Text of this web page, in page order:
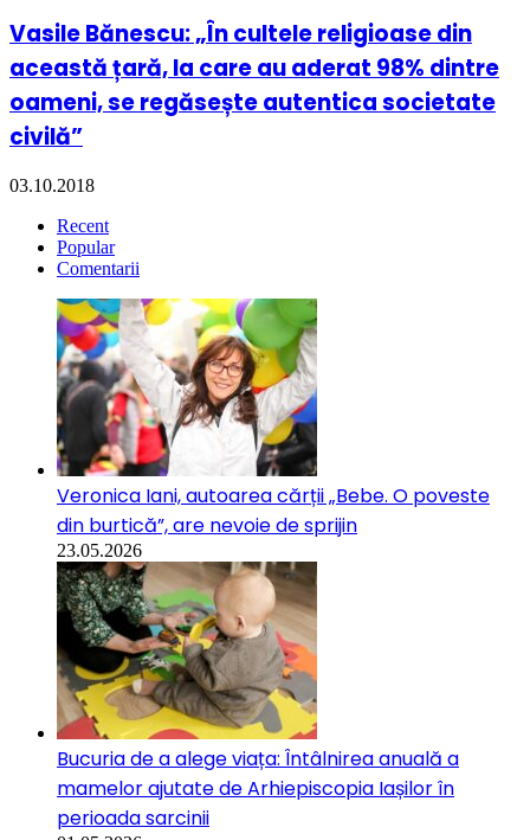
Vasile Bănescu: „În cultele religioase din
această țară, la care au aderat 98% dintre
oameni, se regăsește autentica societate
civilă”
03.10.2018
Recent
Popular
Comentarii
Veronica Iani, autoarea cărții „Bebe. O poveste
din burtică”, are nevoie de sprijin
23.05.2026
Bucuria de a alege viața: Întâlnirea anuală a
mamelor ajutate de Arhiepiscopia Iașilor în
perioada sarcinii